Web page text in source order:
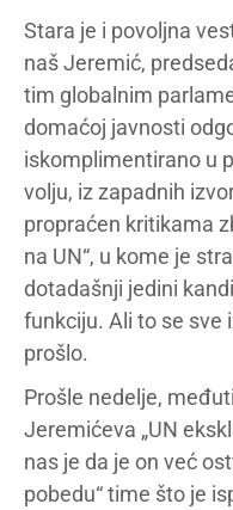
Stara je i povoljna
naš Jeremić,
tim globalnim
domaćoj javnosti
iskomplimentirano u
volju, iz zapadnih
propraćen kritikama
na UN“, u kome je
dotadašnji jedini
funkciju. Ali to se sve
prošlo.
Prošle nedelje,
Jeremićeva „UN
nas je da je on već
pobedu“ time što je